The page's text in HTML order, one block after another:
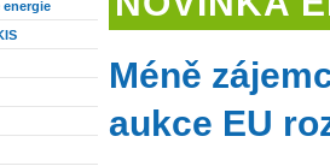
Méně
aukce EU